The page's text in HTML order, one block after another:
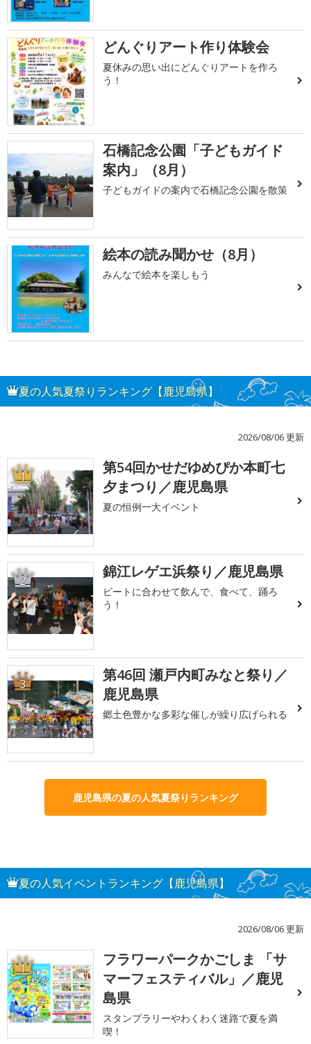
どんぐりアート作り体験会
夏休みの思い出にどんぐりアートを作ろ
う！
石橋記念公園「子どもガイド
案内」（8月）
子どもガイドの案内で石橋記念公園を散策
絵本の読み聞かせ（8月）
みんなで絵本を楽しもう
夏の人気夏祭りランキング【鹿児島県】
2026/08/06 更新
1
第54回かせだゆめぴか本町七
夕まつり／鹿児島県
夏の恒例一大イベント
2 錦江レゲエ浜祭り／鹿児島県
ビートに合わせて飲んで、食べて、踊ろ
う！
3
第46回 瀬戸内町みなと祭り／
鹿児島県
郷土色豊かな多彩な催しが繰り広げられる
鹿児島県の夏の人気夏祭りランキング
夏の人気イベントランキング【鹿児島県】
2026/08/06 更新
1
フラワーパークかごしま 「サ
マーフェスティバル」／鹿児
島県
スタンプラリーやわくわく迷路で夏を満
喫！